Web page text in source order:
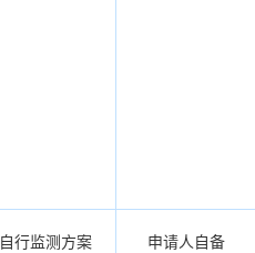
自行监测方案 申请人自备